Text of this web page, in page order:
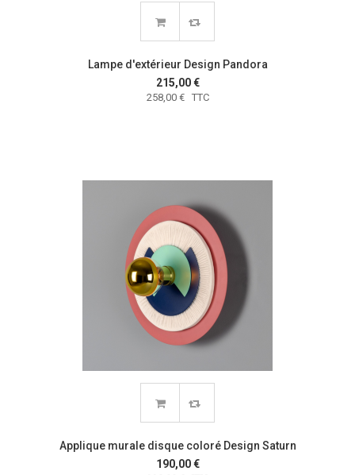
Lampe d'extérieur Design Pandora
215,00 €
258,00 € TTC
Applique murale disque coloré Design Saturn
190,00 €